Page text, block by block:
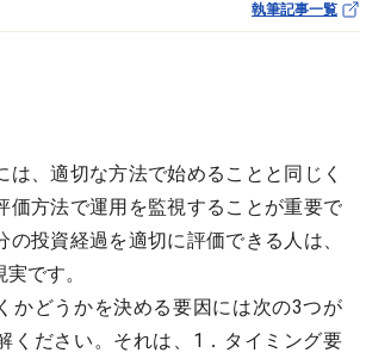
執筆記事一覧
は、適切な方法で始めることと同じく
価方法で運用を監視することが重要で
の投資経過を適切に評価できる人は、
です。
かどうかを決める要因には次の3つが
ください。それは、1．タイミング要